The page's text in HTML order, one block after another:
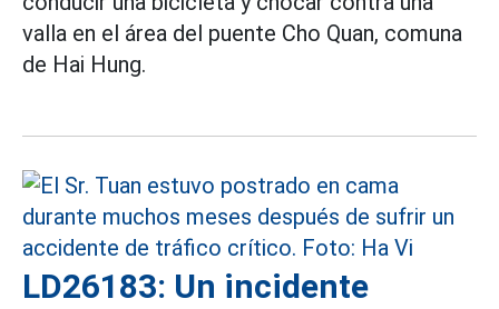
valla en el área del puente Cho Quan, comuna
de Hai Hung.
LD26183: Un incidente